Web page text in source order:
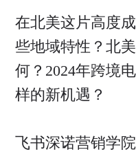
在北美这片高度
些地域特性？北
何？2024年跨境
样的新机遇？
飞书深诺营销学